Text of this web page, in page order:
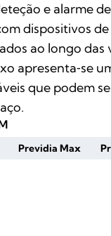
e alarme
dispositivos
ao longo das
apresenta‑se
que podem
Previdia Max